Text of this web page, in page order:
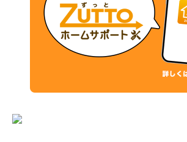
2026/04/20
GW休業のお知らせ
電話回線システムメンテナンスのお知らせ
2026/01/15